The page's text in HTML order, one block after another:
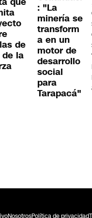
de
de la
: "La
minería se
transform
a en un
motor de
desarrollo
social
para
Tarapacá"
NosotrosPolítica de privacidad